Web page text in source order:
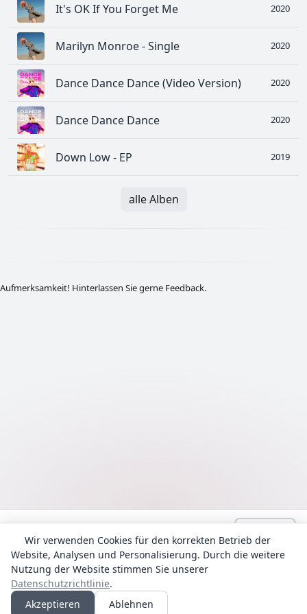
It's OK If You Forget Me 2020
Marilyn Monroe - Single 2020
Dance Dance Dance (Video Version) 2020
Dance Dance Dance 2020
Down Low - EP 2019
alle Alben
Aufmerksamkeit! Hinterlassen Sie gerne Feedback.
Alle Texte werden zu Informationszwecken bereitgestellt. Das
Urheberrecht für die Liedtexte und Übersetzungen liegt bei ihren
Datenschutzrichtlinie
Wir verwenden Cookies für den korrekten Betrieb der
Website, Analysen und Personalisierung. Durch die weitere
Nutzung der Website stimmen Sie unserer
Datenschutzrichtlinie.
Akzeptieren
Ablehnen